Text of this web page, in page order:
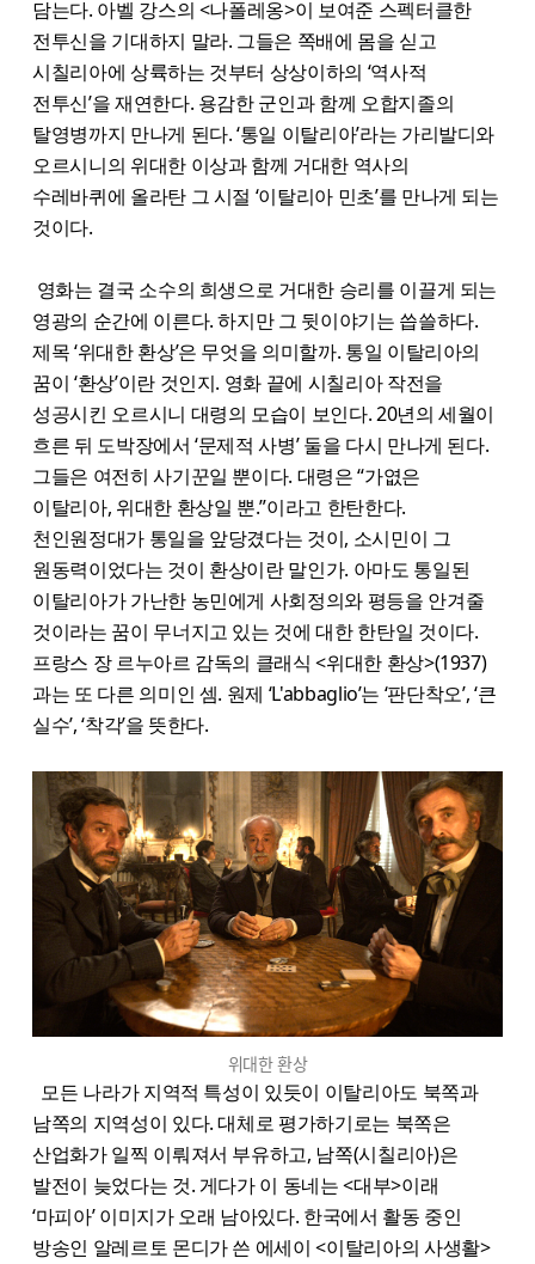
담는다. 아벨 강스의 <나폴레옹>이 보여준 스펙터클한
전투신을 기대하지 말라. 그들은 쪽배에 몸을 싣고
시칠리아에 상륙하는 것부터 상상이하의 ‘역사적
전투신’을 재연한다. 용감한 군인과 함께 오합지졸의
탈영병까지 만나게 된다. ‘통일 이탈리아’라는 가리발디와
오르시니의 위대한 이상과 함께 거대한 역사의
수레바퀴에 올라탄 그 시절 ‘이탈리아 민초’를 만나게 되는
것이다.
영화는 결국 소수의 희생으로 거대한 승리를 이끌게 되는
영광의 순간에 이른다. 하지만 그 뒷이야기는 씁쓸하다.
제목 ‘위대한 환상’은 무엇을 의미할까. 통일 이탈리아의
꿈이 ‘환상’이란 것인지. 영화 끝에 시칠리아 작전을
성공시킨 오르시니 대령의 모습이 보인다. 20년의 세월이
흐른 뒤 도박장에서 ‘문제적 사병’ 둘을 다시 만나게 된다.
그들은 여전히 사기꾼일 뿐이다. 대령은 “가엾은
이탈리아, 위대한 환상일 뿐.”이라고 한탄한다.
천인원정대가 통일을 앞당겼다는 것이, 소시민이 그
원동력이었다는 것이 환상이란 말인가. 아마도 통일된
이탈리아가 가난한 농민에게 사회정의와 평등을 안겨줄
것이라는 꿈이 무너지고 있는 것에 대한 한탄일 것이다.
프랑스 장 르누아르 감독의 클래식 <위대한 환상>(1937)
과는 또 다른 의미인 셈. 원제 ‘L'abbaglio’는 ‘판단착오’, ‘큰
실수’, ‘착각’을 뜻한다.
위대한 환상
모든 나라가 지역적 특성이 있듯이 이탈리아도 북쪽과
남쪽의 지역성이 있다. 대체로 평가하기로는 북쪽은
산업화가 일찍 이뤄져서 부유하고, 남쪽(시칠리아)은
발전이 늦었다는 것. 게다가 이 동네는 <대부>이래
‘마피아’ 이미지가 오래 남아있다. 한국에서 활동 중인
방송인 알레르토 몬디가 쓴 에세이 <이탈리아의 사생활>